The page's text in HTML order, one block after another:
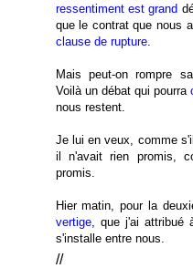
ressentiment est grand
que le contrat que nous
clause de rupture.
Mais peut-on rompre
Voilà un débat qui pourra
nous restent.
Je lui en veux, comme
il n'avait rien promis,
promis.
Hier matin, pour la
vertige, que j'ai attribué
s'installe entre nous.
//